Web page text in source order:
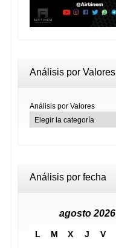
Análisis por Valores
Análisis por Valores
Análisis por fecha
agosto 2026
L M X J V